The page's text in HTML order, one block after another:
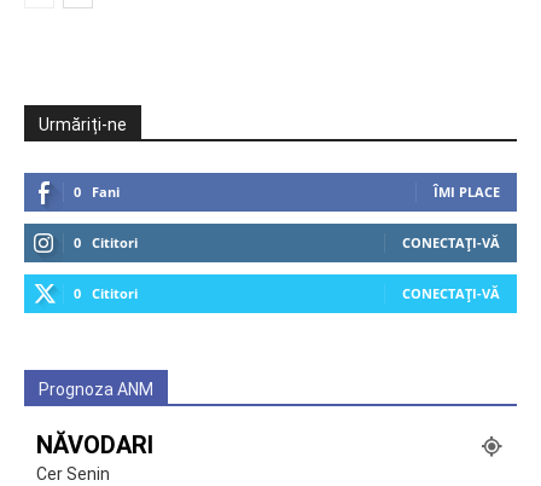
Urmăriți-ne
0 Fani ÎMI PLACE
0 Cititori CONECTAȚI-VĂ
0 Cititori CONECTAȚI-VĂ
Prognoza ANM
NĂVODARI
Cer Senin